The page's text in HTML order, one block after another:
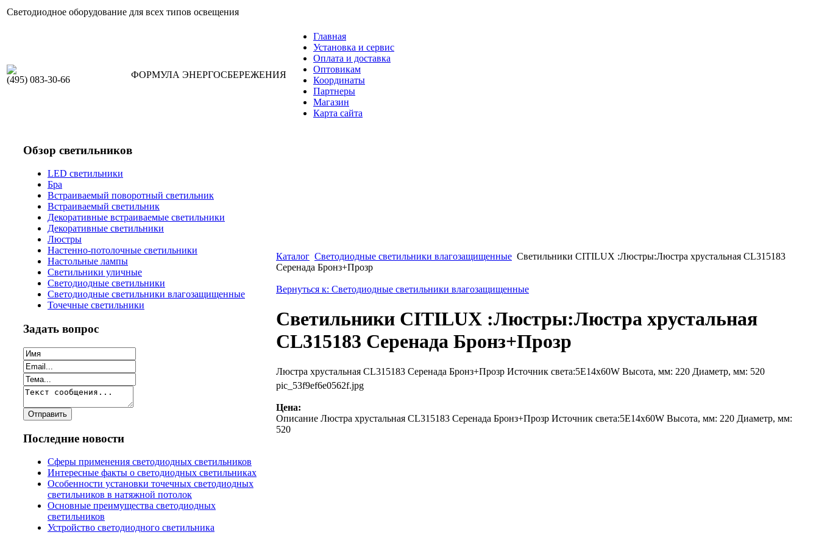
Светодиодное оборудование для всех типов освещения
(495) 083-30-66 ФОРМУЛА ЭНЕРГОСБЕРЕЖЕНИЯ
Главная
Установка и сервис
Оплата и доставка
Оптовикам
Координаты
Партнеры
Магазин
Карта сайта
Обзор светильников
LED светильники
Бра
Встраиваемый поворотный светильник
Встраиваемый светильник
Декоративные встраиваемые светильники
Декоративные светильники
Люстры
Настенно-потолочные светильники
Настольные лампы
Светильники уличные
Светодиодные светильники
Светодиодные светильники влагозащищенные
Точечные светильники
Задать вопрос
Последние новости
Сферы применения светодиодных светильников
Интересные факты о светодиодных светильниках
Особенности установки точечных светодиодных
светильников в натяжной потолок
Основные преимущества светодиодных
светильников
Устройство светодиодного светильника
Каталог Светодиодные светильники влагозащищенные Светильники CITILUX :Люстры:Люстра хрустальная CL315183
Серенада Бронз+Прозр
Вернуться к: Светодиодные светильники влагозащищенные
Светильники CITILUX :Люстры:Люстра хрустальная
CL315183 Серенада Бронз+Прозр
Люстра хрустальная CL315183 Серенада Бронз+Прозр Источник света:5E14x60W Высота, мм: 220 Диаметр, мм: 520
pic_53f9ef6e0562f.jpg
Цена:
Описание Люстра хрустальная CL315183 Серенада Бронз+Прозр Источник света:5E14x60W Высота, мм: 220 Диаметр, мм:
520